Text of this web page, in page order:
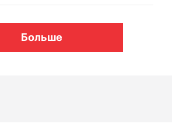
Больше